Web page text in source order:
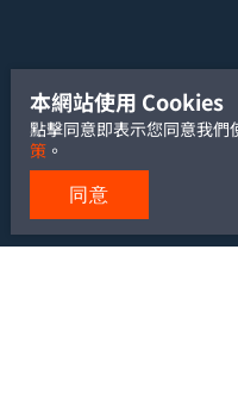
本網站使用 Cookies
點擊同意即表示您同意我
策。
同意